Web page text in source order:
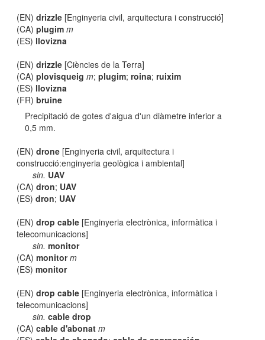
(EN)drizzle [Enginyeria civil, arquitectura i construcció]
(CA)plugim m
(ES) llovizna
(EN)drizzle [Ciències de la Terra]
(CA)plovisqueig m;plugim;roina;ruixim
(ES) llovizna
(FR)bruine
Precipitació de gotes d'aigua d'un diàmetre inferior a
0,5 mm.
(EN)drone [Enginyeria civil, arquitectura i
construcció:enginyeria geològica i ambiental]
sin. UAV
(CA)dron; UAV
(ES)dron; UAV
(EN)drop cable [Enginyeria electrònica, informàtica i
telecomunicacions]
sin. monitor
(CA)monitor m
(ES)monitor
(EN)drop cable [Enginyeria electrònica, informàtica i
telecomunicacions]
sin. cable drop
(CA)cable d'abonat m